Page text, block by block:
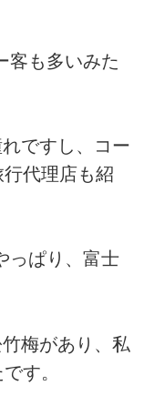
客も多いみた
ですし、コー
代理店も紹
っぱり、富士
梅があり、私
す。